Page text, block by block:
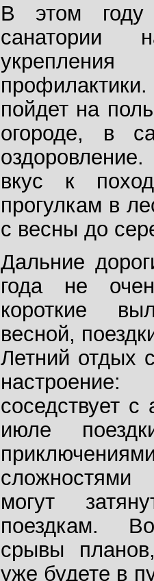
В этом году
санатории
пойдет на
огороде, в
вкус к
прогулкам в
с весны до
Дальние
года не
короткие
весной,
Летний отдых
соседствует
июле
могут
поездкам.
срывы
уже будете в